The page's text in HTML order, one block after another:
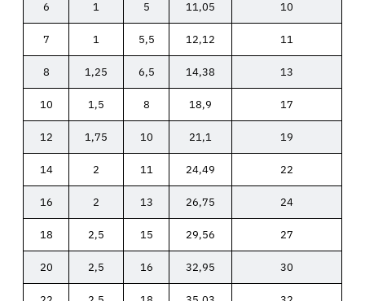
6 1 5 11,05 10
7 1 5,5 12,12 11
8 1,25 6,5 14,38 13
10 1,5 8 18,9 17
12 1,75 10 21,1 19
14 2 11 24,49 22
16 2 13 26,75 24
18 2,5 15 29,56 27
20 2,5 16 32,95 30